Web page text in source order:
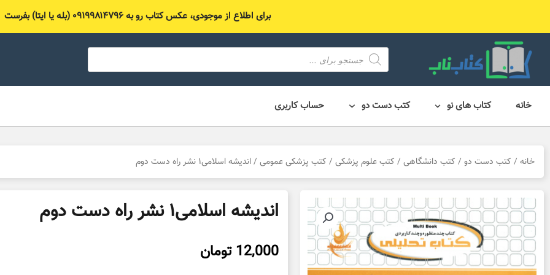
محتوا
برای اطلاع از موجودی، عکس کتاب رو به ۰۹۱۹۹۸۱۴۷۹۶ (بله یا ایتا) بفرست
محصول
search
خانه کتاب های نو کتب دست دو حساب کاربری
خانه / کتب دست دو / کتب دانشگاهی / کتب علوم پزشکی / کتب پزشکی عمومی / اندیشه اسلامی۱ نشر راه دست دوم
اندیشه اسلامی۱ نشر راه دست دوم
12,000 تومان